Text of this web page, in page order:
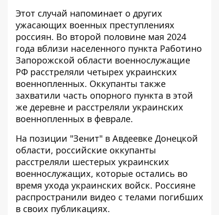
Этот случай напоминает о других
ужасающих военных преступлениях
россиян. Во второй половине мая 2024
года вблизи населенного пункта Работино
Запорожской области военнослужащие
РФ расстреляли четырех украинских
военнопленных. Оккупанты также
захватили часть опорного пункта в этой
же деревне и расстреляли украинских
военнопленных в феврале.
На позиции "Зенит" в Авдеевке Донецкой
области, российские оккупанты
расстреляли шестерых украинских
военнослужащих, которые остались во
время ухода украинских войск. Россияне
распространили видео с телами погибших
в своих публикациях.